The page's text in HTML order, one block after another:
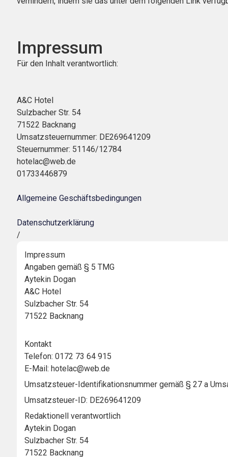
Impressum
Für den Inhalt verantwortlich:
A&C Hotel
Sulzbacher Str. 54
71522 Backnang
Umsatzsteuernummer: DE269641209
Steuernummer: 51146/12784
hotelac@web.de
01733446879
Allgemeine Geschäftsbedingungen
Datenschutzerklärung
/
Impressum
Angaben gemäß § 5 TMG
Aytekin Dogan
A&C Hotel
Sulzbacher Str. 54
71522 Backnang
Kontakt
Telefon: 0172 73 64 915
E-Mail: hotelac@web.de
Umsatzsteuer-Identifikationsnummer gemäß § 27 a
Umsatzsteuer-ID: DE269641209
Redaktionell verantwortlich
Aytekin Dogan
Sulzbacher Str. 54
71522 Backnang